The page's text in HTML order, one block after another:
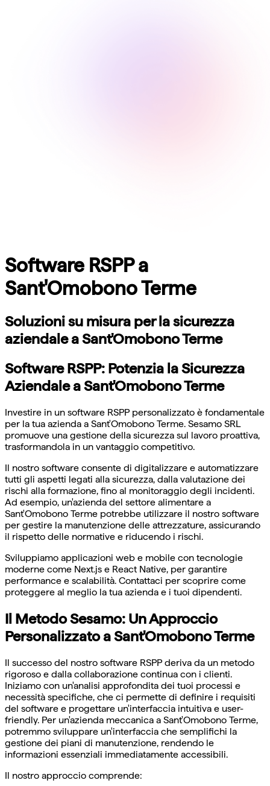
Software RSPP a
Sant'Omobono Terme
Soluzioni su misura per la sicurezza
aziendale a Sant'Omobono Terme
Software RSPP: Potenzia la Sicurezza
Aziendale a Sant'Omobono Terme
Investire in un software RSPP personalizzato è fondamentale
per la tua azienda a Sant'Omobono Terme. Sesamo SRL
promuove una gestione della sicurezza sul lavoro proattiva,
trasformandola in un vantaggio competitivo.
Il nostro software consente di digitalizzare e automatizzare
tutti gli aspetti legati alla sicurezza, dalla valutazione dei
rischi alla formazione, fino al monitoraggio degli incidenti.
Ad esempio, un'azienda del settore alimentare a
Sant'Omobono Terme potrebbe utilizzare il nostro software
per gestire la manutenzione delle attrezzature, assicurando
il rispetto delle normative e riducendo i rischi.
Sviluppiamo applicazioni web e mobile con tecnologie
moderne come Next.js e React Native, per garantire
performance e scalabilità. Contattaci per scoprire come
proteggere al meglio la tua azienda e i tuoi dipendenti.
Il Metodo Sesamo: Un Approccio
Personalizzato a Sant'Omobono Terme
Il successo del nostro software RSPP deriva da un metodo
rigoroso e dalla collaborazione continua con i clienti.
Iniziamo con un'analisi approfondita dei tuoi processi e
necessità specifiche, che ci permette di definire i requisiti
del software e progettare un'interfaccia intuitiva e user-
friendly. Per un'azienda meccanica a Sant'Omobono Terme,
potremmo sviluppare un'interfaccia che semplifichi la
gestione dei piani di manutenzione, rendendo le
informazioni essenziali immediatamente accessibili.
Il nostro approccio comprende: